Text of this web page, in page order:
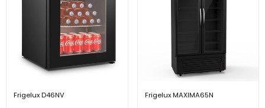
Frigelux D46NV Frigelux MAXIMA65N